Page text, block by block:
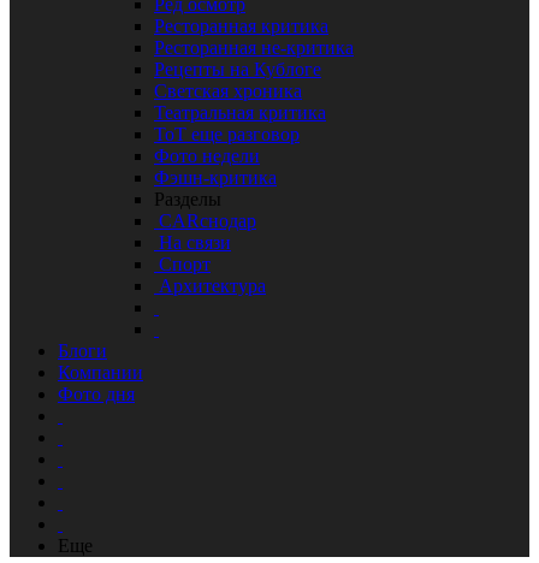
Ред осмотр
Ресторанная критика
Ресторанная не-критика
Рецепты на Кублоге
Светская хроника
Театральная критика
ТоТ еще разговор
Фото недели
Фэшн-критика
Разделы
CARснодар
На связи
Спорт
Архитектура
Блоги
Компании
Фото дня
Еще